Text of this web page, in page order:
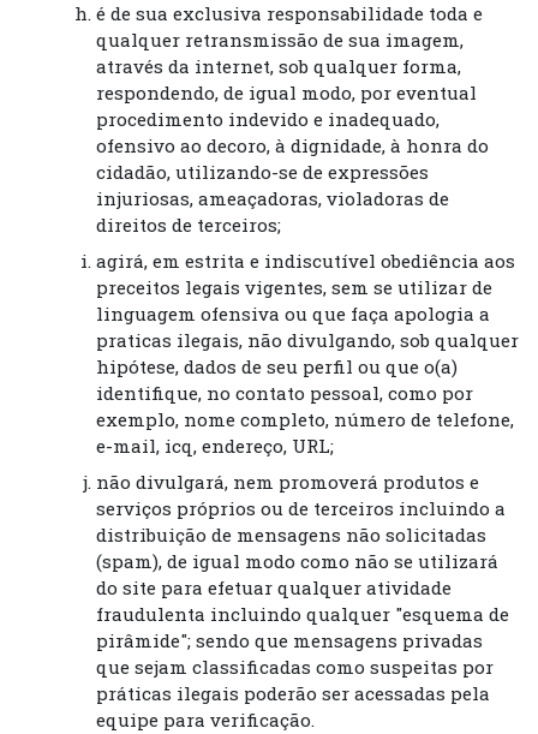
é de sua exclusiva responsabilidade toda e
qualquer retransmissão de sua imagem,
através da internet, sob qualquer forma,
respondendo, de igual modo, por eventual
procedimento indevido e inadequado,
ofensivo ao decoro, à dignidade, à honra do
cidadão, utilizando-se de expressões
injuriosas, ameaçadoras, violadoras de
direitos de terceiros;
agirá, em estrita e indiscutível obediência aos
preceitos legais vigentes, sem se utilizar de
linguagem ofensiva ou que faça apologia a
praticas ilegais, não divulgando, sob qualquer
hipótese, dados de seu perfil ou que o(a)
identifique, no contato pessoal, como por
exemplo, nome completo, número de telefone,
e-mail, icq, endereço, URL;
não divulgará, nem promoverá produtos e
serviços próprios ou de terceiros incluindo a
distribuição de mensagens não solicitadas
(spam), de igual modo como não se utilizará
do site para efetuar qualquer atividade
fraudulenta incluindo qualquer "esquema de
pirâmide"; sendo que mensagens privadas
que sejam classificadas como suspeitas por
práticas ilegais poderão ser acessadas pela
equipe para verificação.